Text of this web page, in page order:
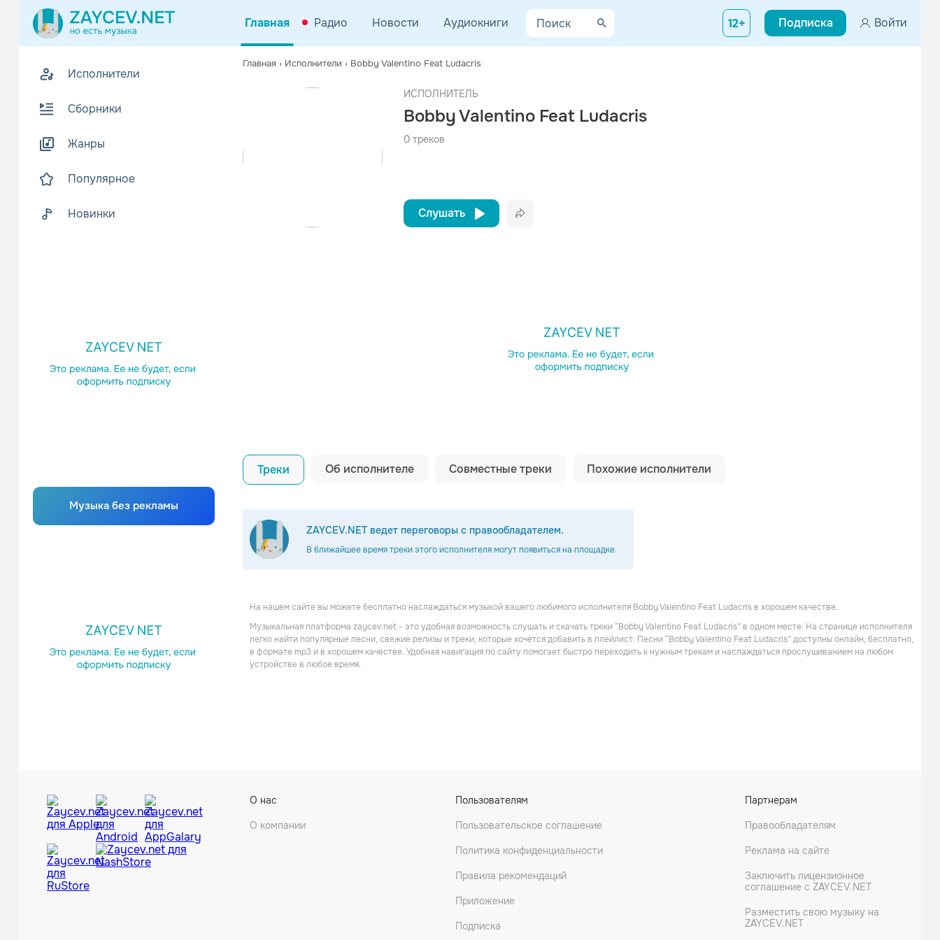
Главная Радио Новости Аудиокниги 12+ Подписка Войти
Исполнители
Сборники
Жанры
Популярное
Новинки
Музыка без рекламы
Главная › Исполнители › Bobby Valentino Feat Ludacris
ИСПОЛНИТЕЛЬ
Bobby Valentino Feat Ludacris
0 треков
Слушать
Копировать ссылку
Треки Об исполнителе Совместные треки Похожие исполнители
ZAYCEV.NET ведет переговоры с правообладателем.
В ближайшее время треки этого исполнителя могут появиться на площадке.
Биография
«Я вырос, слушая Марвина Гэя, Стиви Уандера, Принца и использовал эту музыку, которая на меня повлияла, на моем альбоме. Моя цель
скольконибудь лет вспять ко мне в...
ZAYCEV.NET ведет переговоры с правообладателем.
0
На нашем сайте вы можете бесплатно наслаждаться музыкой вашего любимого исполнителя Bobby Valentino Feat Ludacris в хорошем качестве.
Музыкальная платформа zaycev.net - это удобная возможность слушать и скачать треки “Bobby Valentino Feat Ludacris” в одном месте. На странице исполнителя
легко найти популярные песни, свежие релизы и треки, которые хочется добавить в плейлист. Песни “Bobby Valentino Feat Ludacris” доступны онлайн, бесплатно,
в формате mp3 и в хорошем качестве. Удобная навигация по сайту помогает быстро переходить к нужным трекам и наслаждаться прослушиванием на любом
устройстве в любое время.
О нас
О компании
Пользователям
Пользовательское соглашение
Политика конфиденциальности
Правила рекомендаций
Приложение
Подписка
Партнерам
Правообладателям
Реклама на сайте
Заключить лицензионное
соглашение с ZAYCEV.NET
Разместить свою музыку на
ZAYCEV.NET